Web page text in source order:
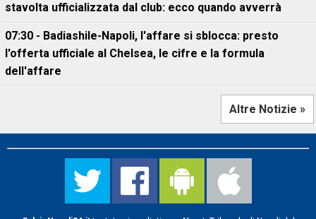
stavolta ufficializzata dal club: ecco quando avverrà
07:30 - Badiashile-Napoli, l'affare si sblocca: presto
l'offerta ufficiale al Chelsea, le cifre e la formula
dell'affare
Altre Notizie »